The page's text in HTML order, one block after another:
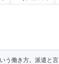
う働き方。派遣と